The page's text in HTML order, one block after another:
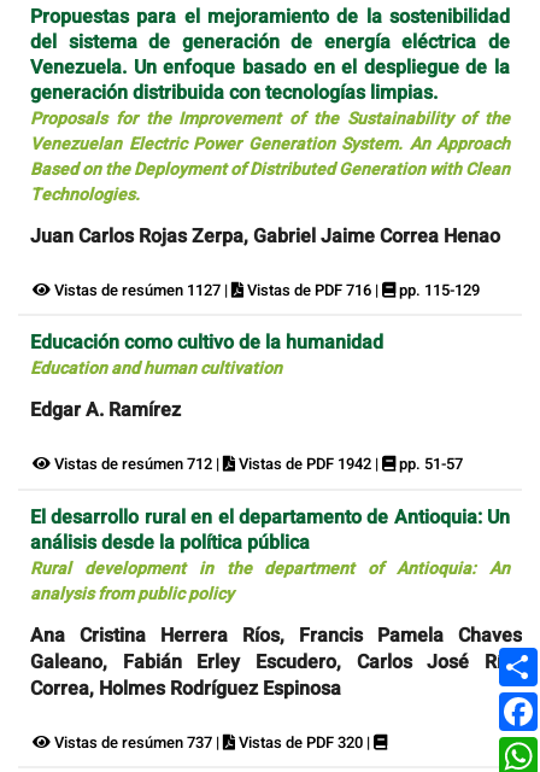
Propuestas para el mejoramiento de la sostenibilidad
del sistema de generación de energía eléctrica de
Venezuela. Un enfoque basado en el despliegue de la
generación distribuida con tecnologías limpias.
Proposals for the Improvement of the Sustainability of the
Venezuelan Electric Power Generation System. An Approach
Based on the Deployment of Distributed Generation with Clean
Technologies.
Juan Carlos Rojas Zerpa, Gabriel Jaime Correa Henao
Vistas de resúmen 1127 | Vistas de PDF 716 | pp. 115-129
Educación como cultivo de la humanidad
Education and human cultivation
Edgar A. Ramírez
Vistas de resúmen 712 | Vistas de PDF 1942 | pp. 51-57
El desarrollo rural en el departamento de Antioquia: Un
análisis desde la política pública
Rural development in the department of Antioquia: An
analysis from public policy
Ana Cristina Herrera Ríos, Francis Pamela Chaves
Galeano, Fabián Erley Escudero, Carlos José Ríos
Correa, Holmes Rodríguez Espinosa
Vistas de resúmen 737 | Vistas de PDF 320 |